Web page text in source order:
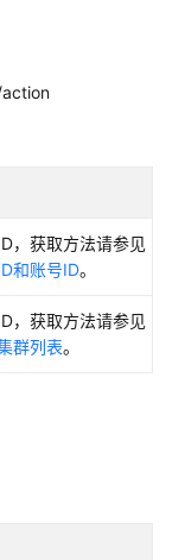
，获取方法请参见
和账号ID。
，获取方法请参见
群列表。